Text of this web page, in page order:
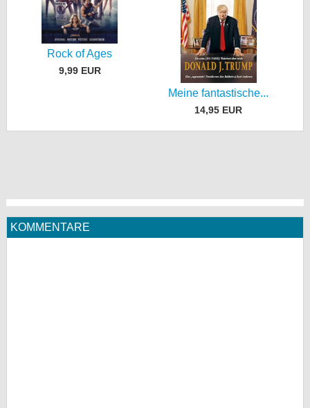
Rock of Ages
9,99 EUR
Meine fantastische...
14,95 EUR
KOMMENTARE